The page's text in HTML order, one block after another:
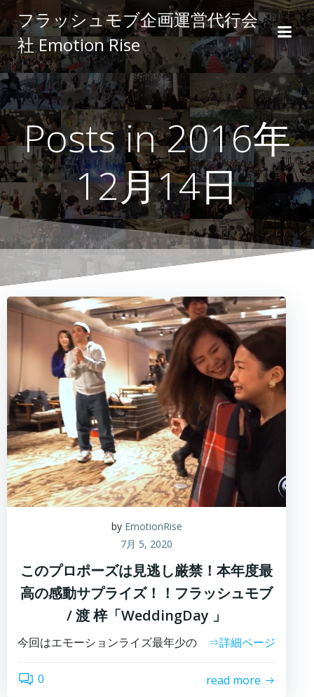
ン
テ
ン
ツ
へ
ス
キ
ッ
プ
フラッシュモブ企画運営代行会
社 Emotion Rise
Posts in 2016年
12月14日
by EmotionRise
7月 5, 2020
このプロポーズは見逃し厳禁！本年度最
高の感動サプライズ！！フラッシュモブ
/ 渡 梓「WeddingDay 」
今回はエモーションライズ最年少の ⇒詳細ページ
0 read more